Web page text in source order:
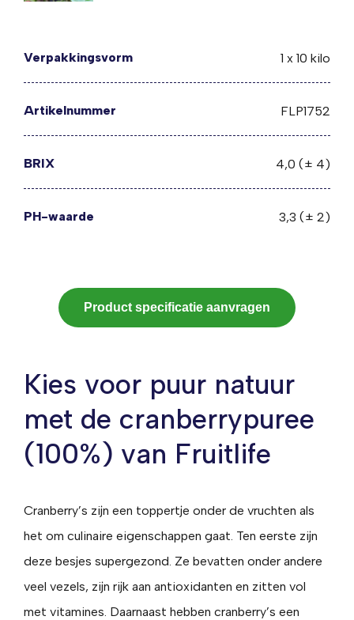
Verpakkingsvorm 1 x 10 kilo
Artikelnummer FLP1752
BRIX 4,0 (± 4)
PH-waarde 3,3 (± 2)
Product specificatie aanvragen
Kies voor puur natuur
met de cranberrypuree
(100%) van Fruitlife
Cranberry’s zijn een toppertje onder de vruchten als
het om culinaire eigenschappen gaat. Ten eerste zijn
deze besjes supergezond. Ze bevatten onder andere
veel vezels, zijn rijk aan antioxidanten en zitten vol
met vitamines. Daarnaast hebben cranberry’s een